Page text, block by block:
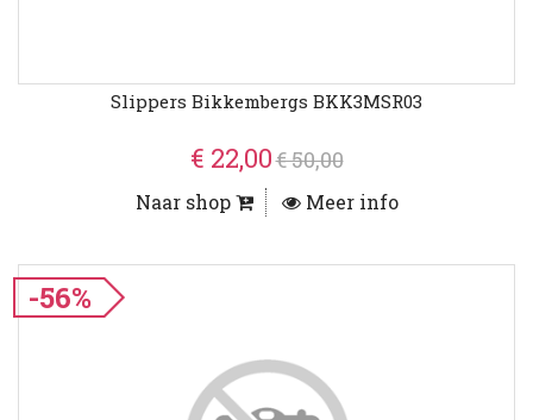
Slippers Bikkembergs BKK3MSR03
€ 22,00€ 50,00
Naar shop Meer info
-56%